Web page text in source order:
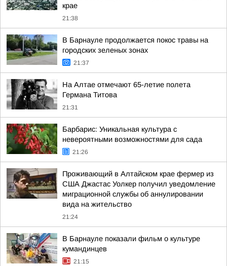
крае
21:38
В Барнауле продолжается покос травы на
городских зеленых зонах
21:37
На Алтае отмечают 65-летие полета
Германа Титова
21:31
Барбарис: Уникальная культура с
невероятными возможностями для сада
21:26
Проживающий в Алтайском крае фермер из
США Джастас Уолкер получил уведомление
миграционной службы об аннулировании
вида на жительство
21:24
В Барнауле показали фильм о культуре
кумандинцев
21:15